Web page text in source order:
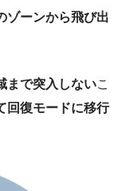
ゾーンから飛び出
まで突入しないこ
回復モードに移行